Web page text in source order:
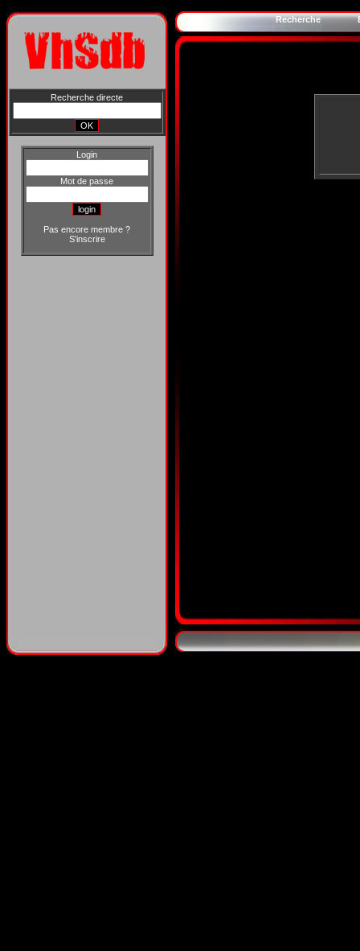
Recherche directe
Login
Mot de passe
Pas encore membre ?
S'inscrire
Recherche